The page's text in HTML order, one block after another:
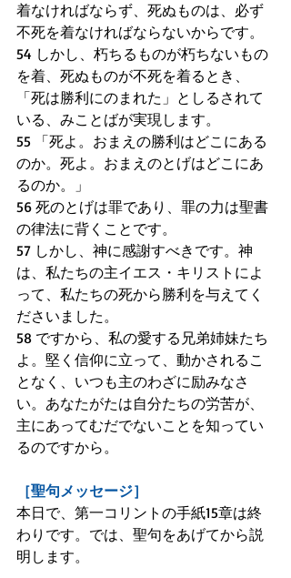
着なければならず、死ぬものは、必ず
不死を着なければならないからです。
54 しかし、朽ちるものが朽ちないもの
を着、死ぬものが不死を着るとき、
「死は勝利にのまれた」としるされて
いる、みことばが実現します。
55 「死よ。おまえの勝利はどこにある
のか。死よ。おまえのとげはどこにあ
るのか。」
56 死のとげは罪であり、罪の力は聖書
の律法に背くことです。
57 しかし、神に感謝すべきです。神
は、私たちの主イエス・キリストによ
って、私たちの死から勝利を与えてく
ださいました。
58 ですから、私の愛する兄弟姉妹たち
よ。堅く信仰に立って、動かされるこ
となく、いつも主のわざに励みなさ
い。あなたがたは自分たちの労苦が、
主にあってむだでないことを知ってい
るのですから。
［聖句メッセージ］
本日で、第一コリントの手紙15章は終
わりです。では、聖句をあげてから説
明します。